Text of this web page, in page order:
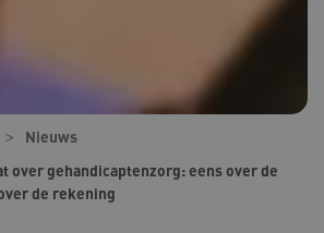
Nieuws
over gehandicaptenzorg: eens over de
de rekening